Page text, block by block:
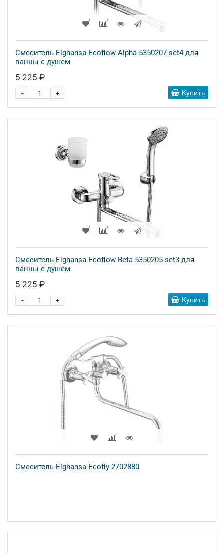
Смеситель Elghansa Ecoflow Alpha 5350207-set4 для
ванны с душем
5 225 ₽
+
- Купить
Смеситель Elghansa Ecoflow Beta 5350205-set3 для
ванны с душем
5 225 ₽
+
- Купить
Смеситель Elghansa Ecofly 2702880